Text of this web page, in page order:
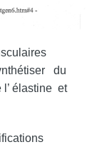
du
élastine et